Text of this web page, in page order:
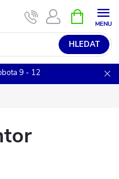
HLEDAT
NÁKUPNÍ
KOŠÍK
9 - 12